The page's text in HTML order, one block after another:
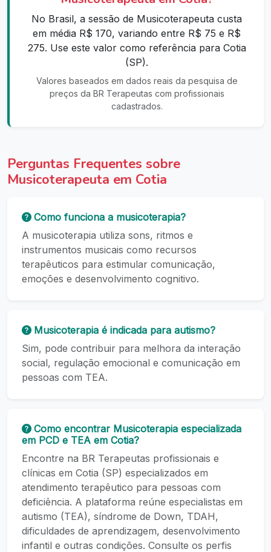
No Brasil, a sessão de Musicoterapeuta custa
em média R$ 170, variando entre R$ 75 e R$
275. Use este valor como referência para Cotia
(SP).
Valores baseados em dados reais da pesquisa de
preços da BR Terapeutas com profissionais
cadastrados.
Perguntas Frequentes sobre
Musicoterapeuta em Cotia
Como funciona a musicoterapia?
A musicoterapia utiliza sons, ritmos e
instrumentos musicais como recursos
terapêuticos para estimular comunicação,
emoções e desenvolvimento cognitivo.
Musicoterapia é indicada para autismo?
Sim, pode contribuir para melhora da interação
social, regulação emocional e comunicação em
pessoas com TEA.
Como encontrar Musicoterapia especializada
em PCD e TEA em Cotia?
Encontre na BR Terapeutas profissionais e
clínicas em Cotia (SP) especializados em
atendimento terapêutico para pessoas com
deficiência. A plataforma reúne especialistas em
autismo (TEA), síndrome de Down, TDAH,
dificuldades de aprendizagem, desenvolvimento
infantil e outras condições. Consulte os perfis